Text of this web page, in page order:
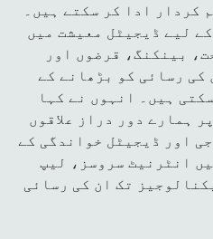
کردار ادا کر سکتے ہیں۔
لیے ڈیجیٹل معیشت میں
بینکنگ، قرضوں اور
کی رسائی کو بڑھانے کے
ہیں۔ انہوں نے کہا
ہمارے دور دراز علاقوں
اور ڈیجیٹل خواندگی کے
انٹرنیٹ سروسز، لیپ
تک ان کی رسائی